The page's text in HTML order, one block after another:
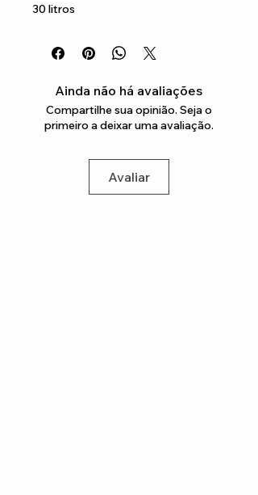
30 litros
Ainda não há avaliações
Compartilhe sua opinião. Seja o
primeiro a deixar uma avaliação.
Avaliar